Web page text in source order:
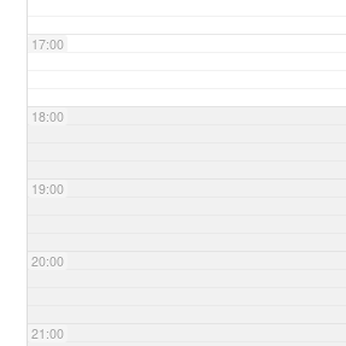
17:00
18:00
19:00
20:00
21:00